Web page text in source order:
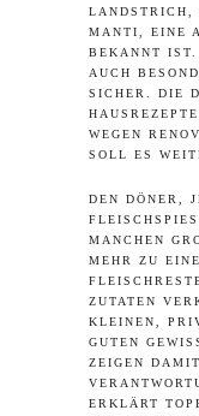
ANDSTRICH,
ANTI, EINE
EKANNT IST.
UCH
ICHER. DIE
AUSREZEPTE.
EGEN
OLL ES
DEN DÖNER,
ANCHEN
HR ZU EINER
TATEN
EINEN,
TEN
GEN DAMIT
LÄRT TOPEL.